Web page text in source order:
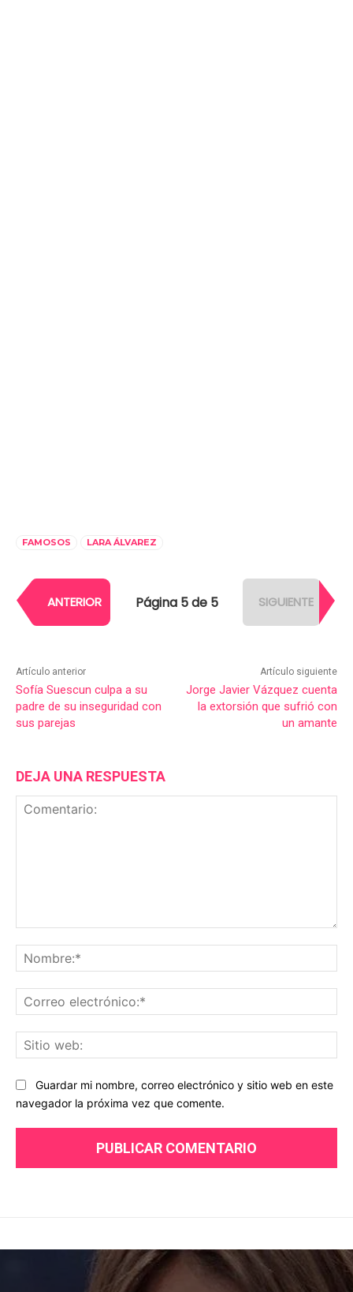
FAMOSOS LARA ÁLVAREZ
ANTERIOR Página 5 de 5 SIGUIENTE
Artículo anterior
Sofía Suescun culpa a su
padre de su inseguridad con
sus parejas
Artículo siguiente
Jorge Javier Vázquez cuenta
la extorsión que sufrió con
un amante
DEJA UNA RESPUESTA
Guardar mi nombre, correo electrónico y sitio web en este
navegador la próxima vez que comente.